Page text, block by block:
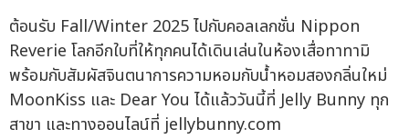
ต้อนรับ Fall/Winter 2025 ไปกับคอลเลกชั่น Nippon
Reverie โลกอีกใบที่ให้ทุกคนได้เดินเล่นในห้องเสื่อทาทามิ
พร้อมกับสัมผัสจินตนาการความหอมกับน้ำหอมสองกลิ่นใหม่
MoonKiss และ Dear You ได้แล้ววันนี้ที่ Jelly Bunny ทุก
สาขา และทางออนไลน์ที่ jellybunny.com